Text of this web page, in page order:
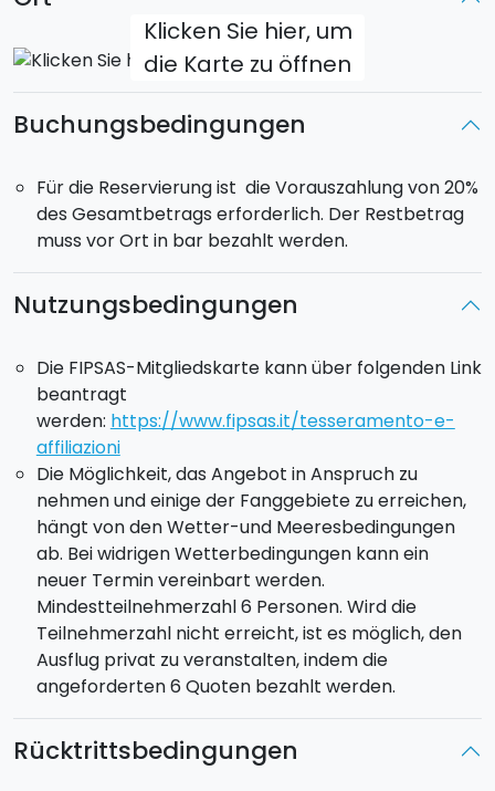
Die Karte kostet
direkt über die offizielle Website beantragt
werden.
Klicken Sie hier, um
die Karte zu öffnen
Buchungsbedingungen
Für die Reservierung ist die Vorauszahlung von 20%
des Gesamtbetrags erforderlich. Der Restbetrag
muss vor Ort in bar bezahlt werden.
Nutzungsbedingungen
Die FIPSAS-Mitgliedskarte kann über folgenden Link
beantragt
werden: https://www.fipsas.it/tesseramento-e-
affiliazioni
Die Möglichkeit, das Angebot in Anspruch zu
nehmen und einige der Fanggebiete zu erreichen,
hängt von den Wetter-und Meeresbedingungen
ab. Bei widrigen Wetterbedingungen kann ein
neuer Termin vereinbart werden.
Mindestteilnehmerzahl 6 Personen. Wird die
Teilnehmerzahl nicht erreicht, ist es möglich, den
Ausflug privat zu veranstalten, indem die
angeforderten 6 Quoten bezahlt werden.
Rücktrittsbedingungen